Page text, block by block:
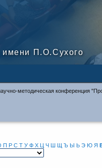
имени П.О.Сухого
методическая конференция
П Р С Т У Ф Х Ц Ч Ш Щ Ъ Ы Ь Э Ю Я